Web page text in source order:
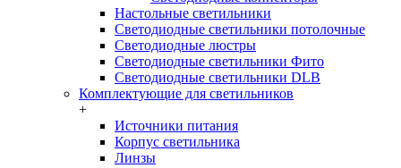
Настольные светильники
Светодиодные светильники потолочные
Светодиодные люстры
Светодиодные светильники Фито
Светодиодные светильники DLB
Комплектующие для светильников
+
Источники питания
Корпус светильника
Линзы